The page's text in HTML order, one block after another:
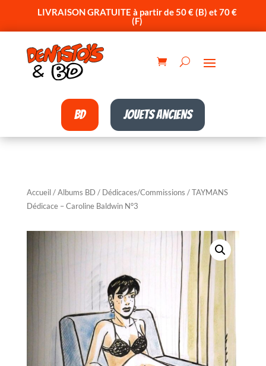
LIVRAISON GRATUITE à partir de 50 € (B) et 70 €
(F)
BD Jouets anciens
Accueil/Albums BD / Dédicaces/Commissions / TAYMANS
Dédicace – Caroline Baldwin N°3